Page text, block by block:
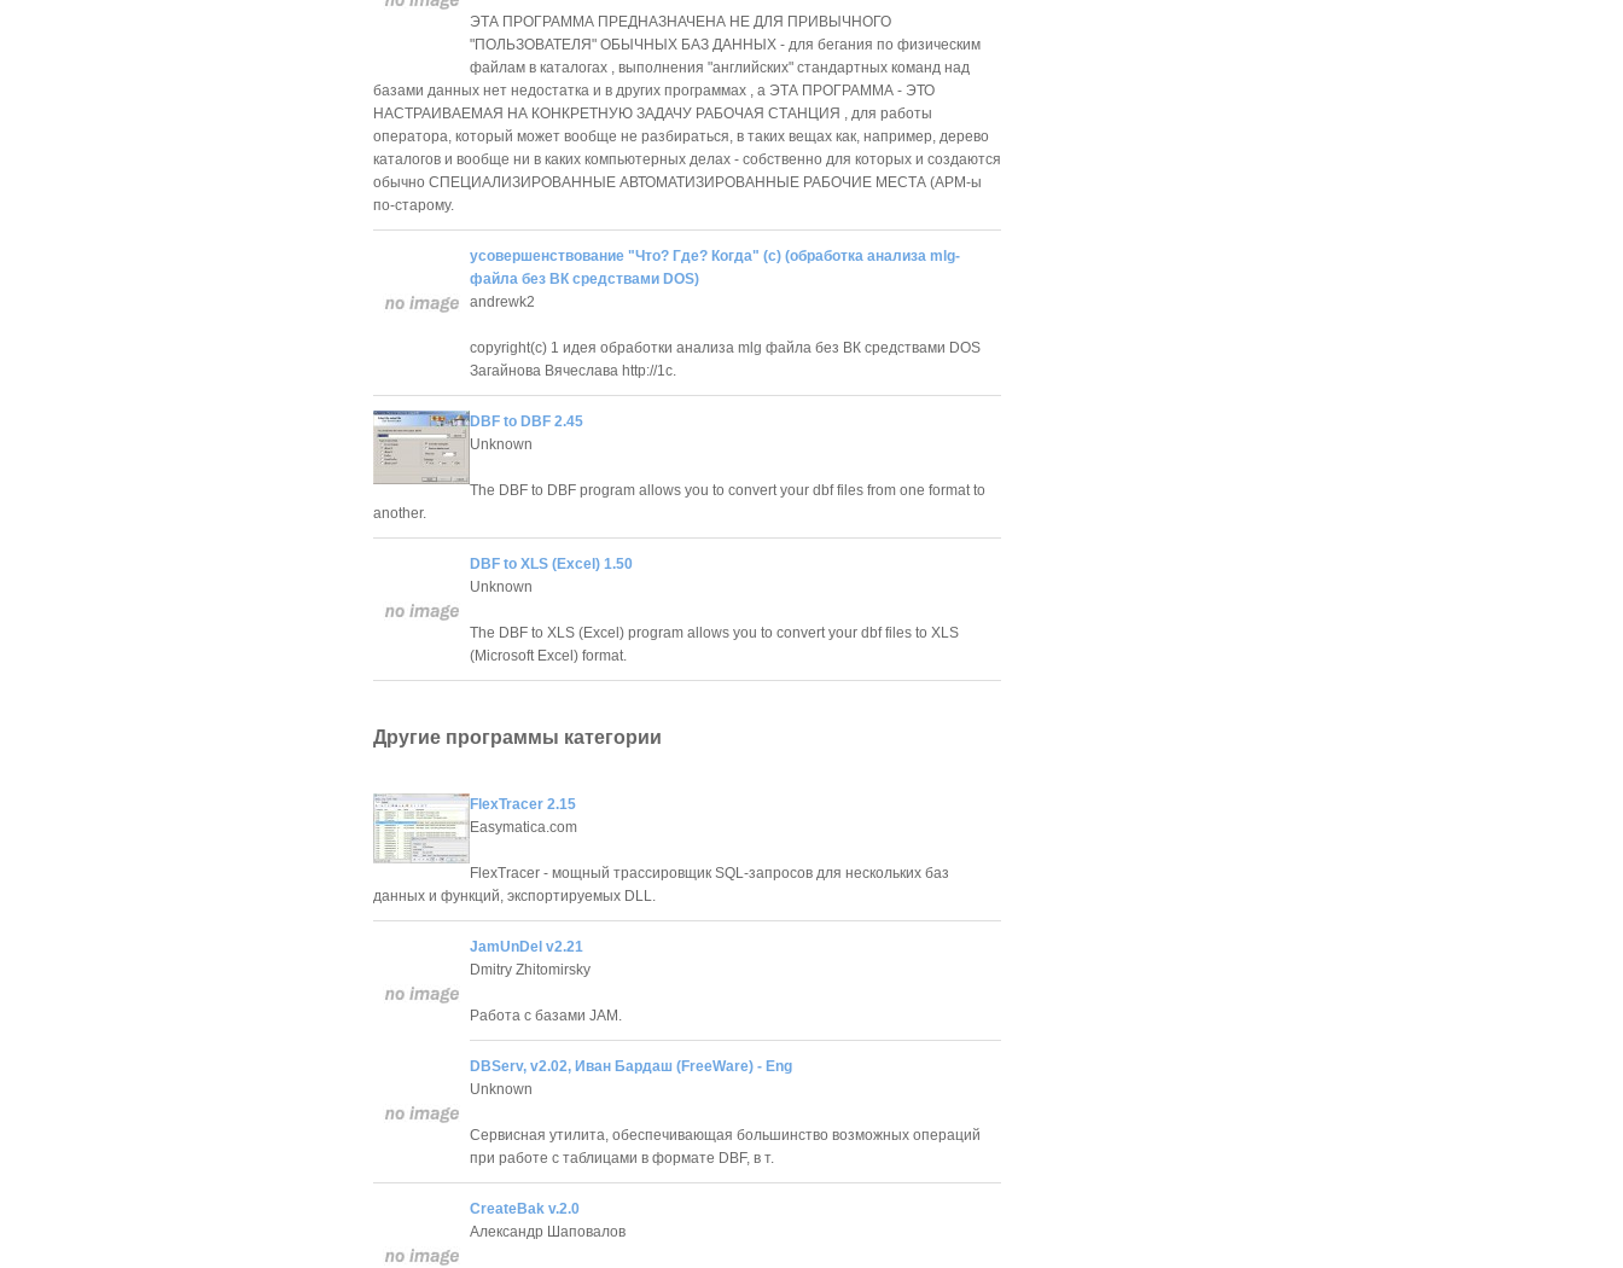
ЭТА ПРОГРАММА ПРЕДНАЗНАЧЕНА НЕ ДЛЯ ПРИВЫЧНОГО
"ПОЛЬЗОВАТЕЛЯ" ОБЫЧНЫХ БАЗ ДАННЫХ - для бегания по физическим
файлам в каталогах , выполнения "английских" стандартных команд над
базами данных нет недостатка и в других программах , а ЭТА ПРОГРАММА - ЭТО
НАСТРАИВАЕМАЯ НА КОНКРЕТНУЮ ЗАДАЧУ РАБОЧАЯ СТАНЦИЯ , для работы
оператора, который может вообще не разбираться, в таких вещах как, например, дерево
каталогов и вообще ни в каких компьютерных делах - собственно для которых и создаются
обычно СПЕЦИАЛИЗИРОВАННЫЕ АВТОМАТИЗИРОВАННЫЕ РАБОЧИЕ МЕСТА (АРМ-ы
по-старому.
усовершенствование "Что? Где? Когда" (с) (обработка анализа mlg-
файла без ВК средствами DOS)
andrewk2
copyright(c) 1 идея обработки анализа mlg файла без ВК средствами DOS
Загайнова Вячеслава http://1c.
DBF to DBF 2.45
Unknown
The DBF to DBF program allows you to convert your dbf files from one format to
another.
DBF to XLS (Excel) 1.50
Unknown
The DBF to XLS (Excel) program allows you to convert your dbf files to XLS
(Microsoft Excel) format.
Другие программы категории
FlexTracer 2.15
Easymatica.com
FlexTracer - мощный трассировщик SQL-запросов для нескольких баз
данных и функций, экспортируемых DLL.
JamUnDel v2.21
Dmitry Zhitomirsky
Работа с базами JAM.
DBServ, v2.02, Иван Бардаш (FreeWare) - Eng
Unknown
Сервисная утилита, обеспечивающая большинство возможных операций
при работе с таблицами в формате DBF, в т.
CreateBak v.2.0
Александр Шаповалов